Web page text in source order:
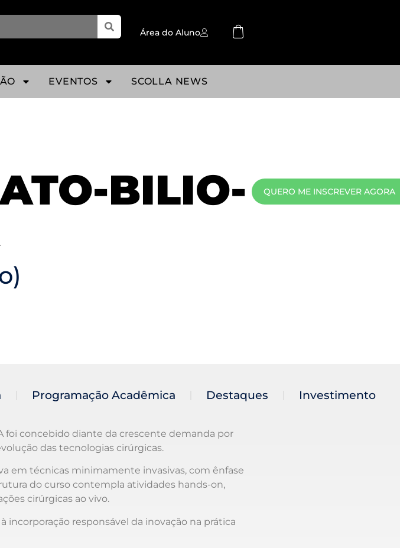
Área do Aluno
EVENTOS SCOLLA NEWS
BILIO-
Programação Acadêmica Destaques Investimento
foi concebido diante da crescente demanda por
das tecnologias cirúrgicas.
em técnicas minimamente invasivas, com ênfase
do curso contempla atividades hands-on,
cirúrgicas ao vivo.
incorporação responsável da inovação na prática
QUERO ME INSCREVER AGORA